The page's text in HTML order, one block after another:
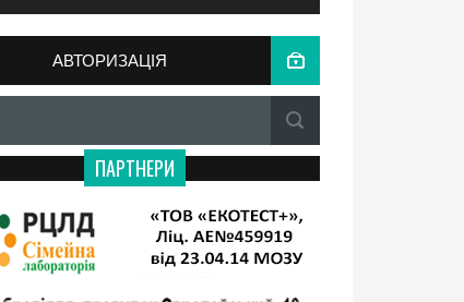
АВТОРИЗАЦІЯ
ПАРТНЕРИ